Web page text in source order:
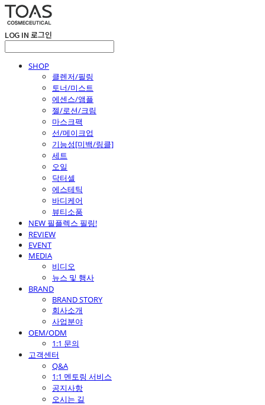
LOG IN 로그인
SHOP
클렌저/필링
토너/미스트
에센스/앰플
젤/로션/크림
마스크팩
선/메이크업
기능성[미백/링클]
세트
오일
닥터셀
에스테틱
바디케어
뷰티소품
NEW 필플렉스 필링!
REVIEW
EVENT
MEDIA
비디오
뉴스 및 행사
BRAND
BRAND STORY
회사소개
사업분야
OEM/ODM
1:1 문의
고객센터
Q&A
1:1 멘토링 서비스
공지사항
오시는 길